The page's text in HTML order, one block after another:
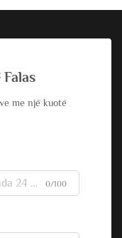
me një kuotë
0/100